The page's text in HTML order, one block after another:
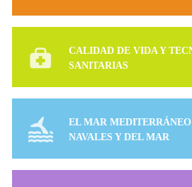
CALIDAD DE VIDA Y
SANITARIAS
EL MAR
NAVALES Y DEL MAR